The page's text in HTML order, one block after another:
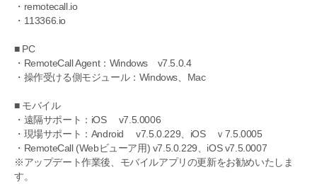
・remotecall.io
・113366.io
■ PC
・RemoteCall Agent：Windows v7.5.0.4
・操作受ける側モジュール：Windows、Mac
■ モバイル
・遠隔サポート：iOS v7.5.0006
・現場サポート：Android v7.5.0.229、iOS ｖ7.5.0005
・RemoteCall (Webビューア用) v7.5.0.229、iOS v7.5.0007
※アップデート作業後、モバイルアプリの更新をお勧めいたしま
す。